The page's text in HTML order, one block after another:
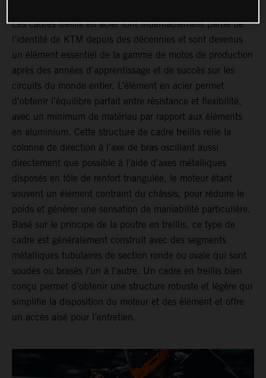
Les cadres treillis en acier font indéniablement partie de
l’identité de KTM depuis des décennies et sont devenus
un élément essentiel de la gamme de motos de production
après des années d’apprentissage et de succès sur les
circuits du monde entier. L’élément en acier permet
d’obtenir l’équilibre parfait entre résistance et flexibilité,
avec un minimum de matériau par rapport aux éléments
en aluminium. Cette structure de cadre treillis relie la
colonne de direction à l’axe de bras oscillant aussi
directement que possible à l’aide d’axes métalliques
disposés en tôle de renfort triangulée, le moteur étant
souvent un élément contraint du châssis, pour réduire le
poids et générer une sensation de maniabilité particulière.
Basé sur le principe de la poutre en treillis, ce type de
cadre est généralement construit avec des segments
métalliques tubulaires de section ronde ou ovale qui sont
soudés ou brasés l’un à l’autre. Un cadre en treillis bien
conçu permet d’obtenir une structure robuste et légère qui
simplifie la disposition du moteur et des élément et offre
un accès aisé pour l’entretien.